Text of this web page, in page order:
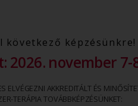
következő képzésünkre!​
2026. november 7-
ELVÉGEZNI AKKREDITÁLT ÉS
TERÁPIA TOVÁBBKÉPZÉSÜNKET: